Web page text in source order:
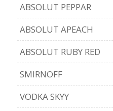
ABSOLUT PEPPAR
ABSOLUT APEACH
ABSOLUT RUBY RED
SMIRNOFF
VODKA SKYY